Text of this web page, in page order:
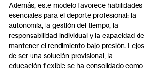
Además, este modelo favorece habilidades
esenciales para el deporte profesional: la
autonomía, la gestión del tiempo, la
responsabilidad individual y la capacidad de
mantener el rendimiento bajo presión. Lejos
de ser una solución provisional, la
educación flexible se ha consolidado como